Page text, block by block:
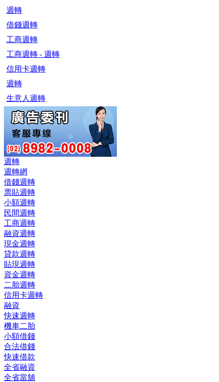
週轉
借錢週轉
工商週轉
工商週轉 - 週轉
信用卡週轉
週轉
生意人週轉
週轉
週轉網
借錢週轉
票貼週轉
小額週轉
民間週轉
工商週轉
融資週轉
現金週轉
貸款週轉
貼現週轉
資金週轉
二胎週轉
信用卡週轉
融資
快速週轉
機車二胎
小額借錢
合法借錢
快速借款
全省融資
全省當舖